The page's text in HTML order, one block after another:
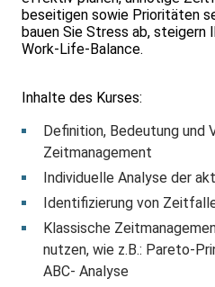
beseitigen sowie Prioritäten
bauen Sie Stress ab,
Work-Life-Balance.
Inhalte des Kurses:
Definition, Bedeutung und
Zeitmanagement
Individuelle Analyse der
Identifizierung von
Klassische
nutzen, wie z.B.: Pareto-
ABC- Analyse